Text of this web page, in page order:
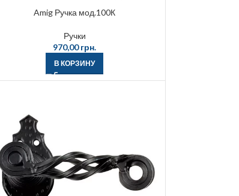
Amig Ручка мод.100К
Ручки
970,00грн.
В КОРЗИНУ